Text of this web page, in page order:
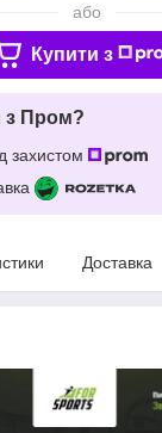
або
Купити з
з Пром?
захистом
Доставка